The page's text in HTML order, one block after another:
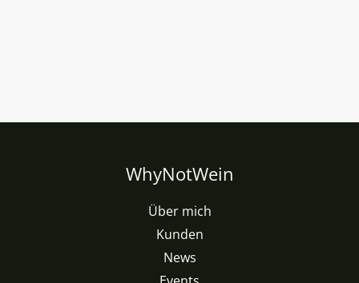
WhyNotWein
Über mich
Kunden
News